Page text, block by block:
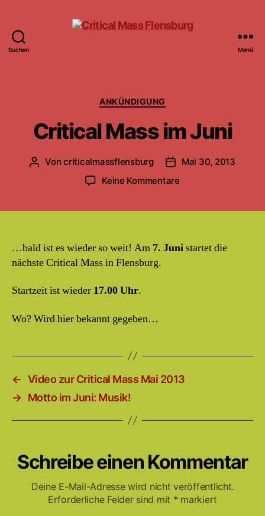
Suchen Menü
Kategorien
ANKÜNDIGUNG
Critical Mass im Juni
Beitragsautor
Voncriticalmassflensburg Beitragsdatum
Mai 30, 2013
Keine Kommentarezu
…bald ist es wieder so weit! Am 7. Junistartet die
nächste Critical Mass in Flensburg.
Startzeit ist wieder 17.00 Uhr.
Wo? Wird hier bekannt gegeben…
← Video zur Critical Mass Mai 2013
→ Motto im Juni: Musik!
Schreibe einen Kommentar
Deine E-Mail-Adresse wird nicht veröffentlicht.
Erforderliche Felder sind mit * markiert